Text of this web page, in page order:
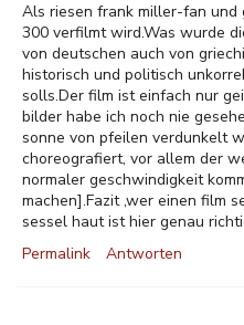
Als riesen frank miller-fan
300 verfilmt wird.Was wurde
von deutschen auch von
historisch und politisch
solls.Der film ist einfach nur
bilder habe ich noch nie
sonne von pfeilen verdunkelt
choreografiert, vor allem der
normaler geschwindigkeit
machen].Fazit ,wer einen film
sessel haut ist hier genau
Permalink
Antworten